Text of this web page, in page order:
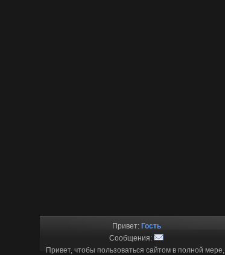
Привет: Гость
Сообщения:
Привет, чтобы пользоваться сайтом в полной мере,